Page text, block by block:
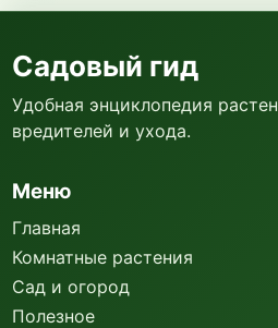
Садовый гид
Удобная энциклопедия
вредителей и ухода.
Меню
Главная
Комнатные растения
Сад и огород
Полезное